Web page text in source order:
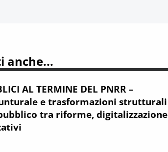
anche...
AL TERMINE DEL PNRR –
e trasformazioni strutturali
tra riforme, digitalizzazione